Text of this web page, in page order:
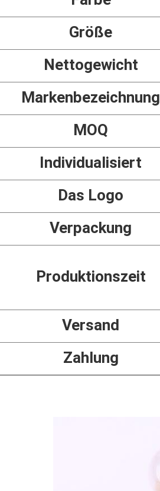
Größe
Nettogewicht
Markenbezeichnung
MOQ
Individualisiert
Das Logo
Verpackung
Produktionszeit
Versand
Zahlung